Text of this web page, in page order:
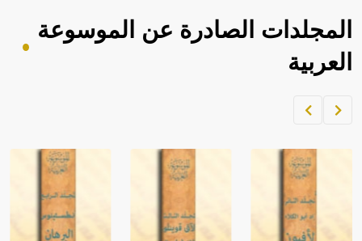
المجلدات الصادرة عن الموسوعة
العربية